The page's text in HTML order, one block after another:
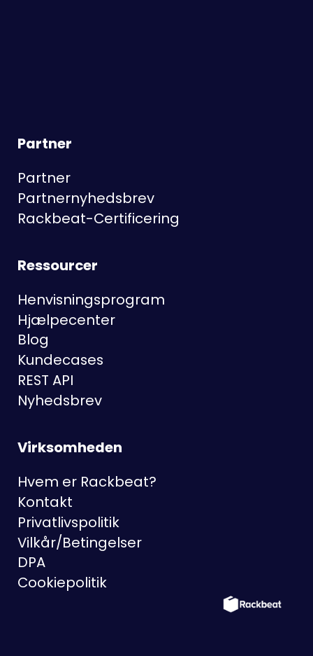
Partner
Partner
Partnernyhedsbrev
Rackbeat-Certificering
Ressourcer
Henvisningsprogram
Hjælpecenter
Blog
Kundecases
REST API
Nyhedsbrev
Virksomheden
Hvem er Rackbeat?
Kontakt
Privatlivspolitik
Vilkår/Betingelser
DPA
Cookiepolitik